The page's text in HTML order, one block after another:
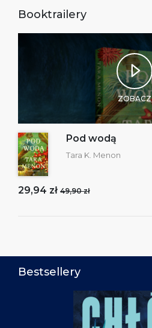
Booktrailery
ZOBACZ
Pod wodą
Tara K. Menon
29,94 zł 49,90 zł
Bestsellery